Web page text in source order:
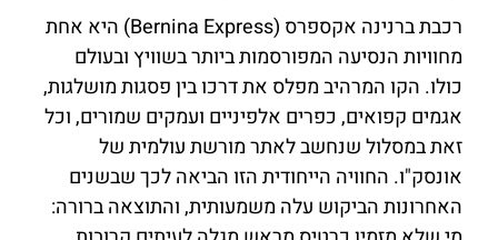
רכבת ברנינה אקספרס (Bernina Express) היא אחת
מחוויות הנסיעה המפורסמות ביותר בשוויץ ובעולם
כולו. הקו המרהיב מפלס את דרכו בין פסגות מושלגות,
אגמים קפואים, כפרים אלפיניים ועמקים שמורים, וכל
זאת במסלול שנחשב לאתר מורשת עולמית של
אונסק"ו. החוויה הייחודית הזו הביאה לכך שבשנים
האחרונות הביקוש עלה משמעותית, והתוצאה ברורה: